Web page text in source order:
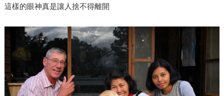
這樣的眼神真是讓人捨不得離開